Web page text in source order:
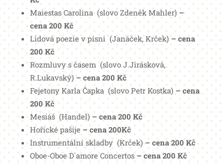
Maiestas Carolina (slovo Zdeněk Mahler) –
cena 200 Kč
Lidová poezie v písni (Janáček, Krček)– cena
200 Kč
Rozmluvy s časem (slovo J.Jirásková,
R.Lukavský) – cena 200 Kč
Fejetony Karla Čapka (slovo Petr Kostka) – cena
200 Kč
Mesiáš (Handel) – cena 200 Kč
Hořické pašije– cena 200Kč
Instrumentální skladby (Krček)– cena 200 Kč
Oboe-Oboe D´amore Concertos– cena 200 Kč